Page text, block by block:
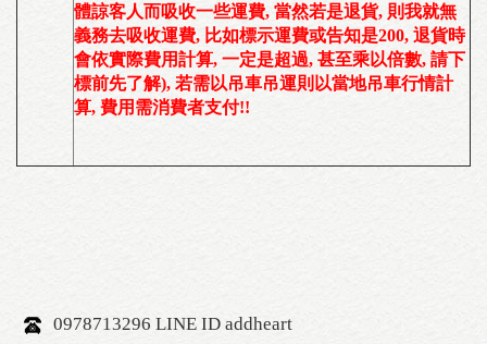
體諒客人而吸收一些運費, 當然若是退貨, 則我就無
義務去吸收運費, 比如標示運費或告知是200, 退貨時
會依實際費用計算, 一定是超過, 甚至乘以倍數, 請下
標前先了解), 若需以吊車吊運則以當地吊車行情計
算, 費用需消費者支付!!
0978713296 LINE ID addheart